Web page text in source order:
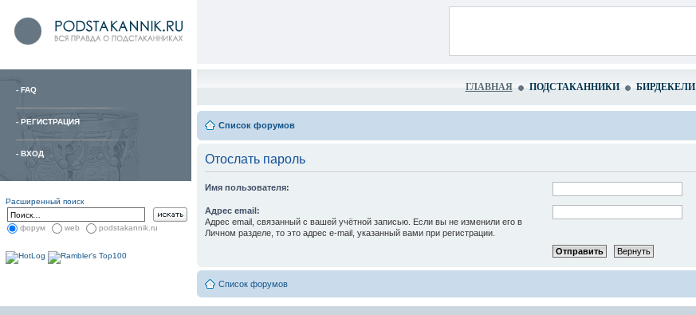
- FAQ
- РЕГИСТРАЦИЯ
- ВХОД
Расширенный поиск
форум web podstakannik.ru
ГЛАВНАЯ ПОДСТАКАННИКИ БИРДЕКЕЛИ
Список форумов
Отослать пароль
Имя пользователя:
Адрес email:
Адрес email, связанный с вашей учётной записью. Если вы не изменили его в
Личном разделе, то это адрес e-mail, указанный вами при регистрации.
Список форумов